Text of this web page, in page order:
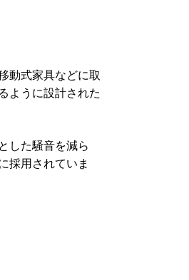
動式家具などに取
ように設計された
した騒音を減ら
採用されていま